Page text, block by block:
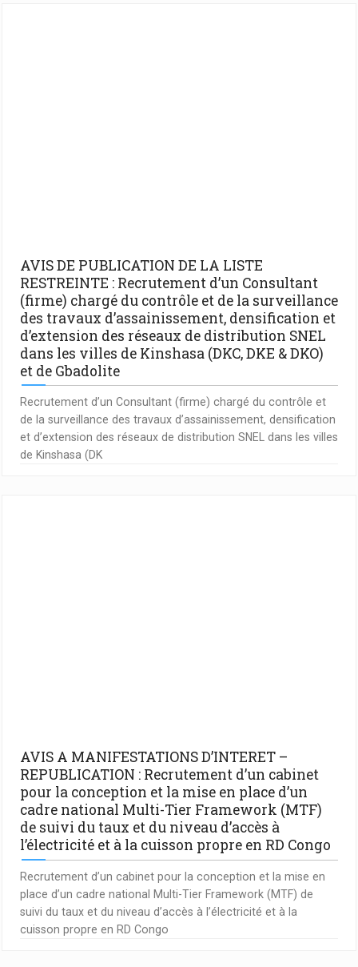
AVIS DE PUBLICATION DE LA LISTE
RESTREINTE : Recrutement d’un Consultant
(firme) chargé du contrôle et de la surveillance
des travaux d’assainissement, densification et
d’extension des réseaux de distribution SNEL
dans les villes de Kinshasa (DKC, DKE & DKO)
et de Gbadolite
Recrutement d’un Consultant (firme) chargé du contrôle et
de la surveillance des travaux d’assainissement, densification
et d’extension des réseaux de distribution SNEL dans les villes
de Kinshasa (DK
AVIS A MANIFESTATIONS D’INTERET –
REPUBLICATION : Recrutement d’un cabinet
pour la conception et la mise en place d’un
cadre national Multi-Tier Framework (MTF)
de suivi du taux et du niveau d’accès à
l’électricité et à la cuisson propre en RD Congo
Recrutement d’un cabinet pour la conception et la mise en
place d’un cadre national Multi-Tier Framework (MTF) de
suivi du taux et du niveau d’accès à l’électricité et à la
cuisson propre en RD Congo